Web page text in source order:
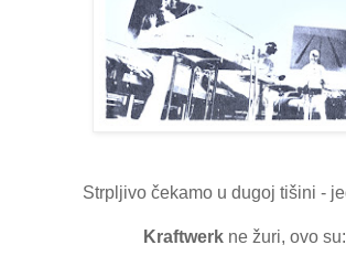
Strpljivo čekamo u dugoj tišini -
Kraftwerk ne žuri, ovo su: